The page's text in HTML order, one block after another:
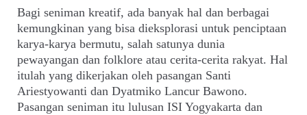
Bagi seniman kreatif, ada banyak hal dan berbagai
kemungkinan yang bisa dieksplorasi untuk penciptaan
karya-karya bermutu, salah satunya dunia
pewayangan dan folklore atau cerita-cerita rakyat. Hal
itulah yang dikerjakan oleh pasangan Santi
Ariestyowanti dan Dyatmiko Lancur Bawono.
Pasangan seniman itu lulusan ISI Yogyakarta dan